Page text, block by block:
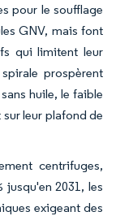
pour le soufflage
GNV, mais font
qui limitent leur
prospèrent
huile, le faible
leur plafond de
centrifuges,
2031, les
exigeant des